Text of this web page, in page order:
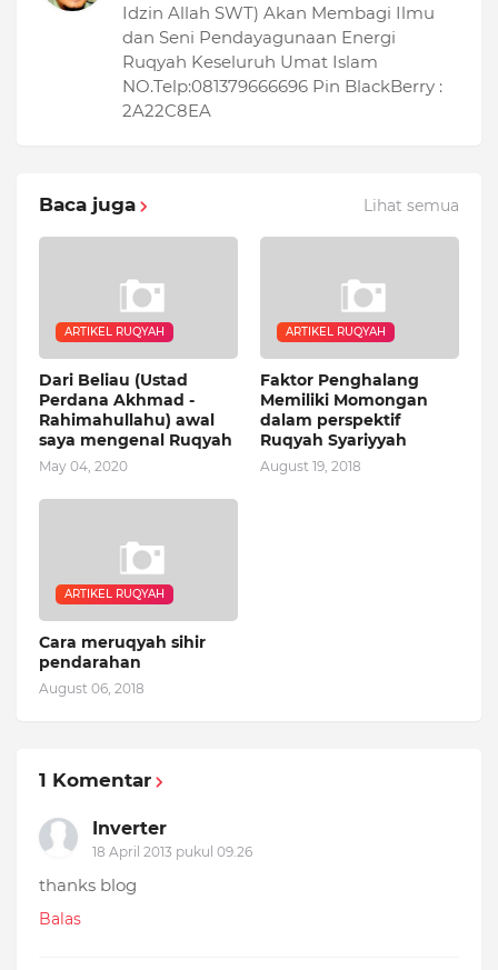
Idzin Allah SWT) Akan Membagi Ilmu
dan Seni Pendayagunaan Energi
Ruqyah Keseluruh Umat Islam
NO.Telp:081379666696 Pin BlackBerry :
2A22C8EA
Baca juga Lihat semua
ARTIKEL RUQYAH
Dari Beliau (Ustad
Perdana Akhmad -
Rahimahullahu) awal
saya mengenal Ruqyah
May 04, 2020
ARTIKEL RUQYAH
Faktor Penghalang
Memiliki Momongan
dalam perspektif
Ruqyah Syariyyah
August 19, 2018
ARTIKEL RUQYAH
Cara meruqyah sihir
pendarahan
August 06, 2018
1 Komentar
Inverter
18 April 2013 pukul 09.26
thanks blog
Balas